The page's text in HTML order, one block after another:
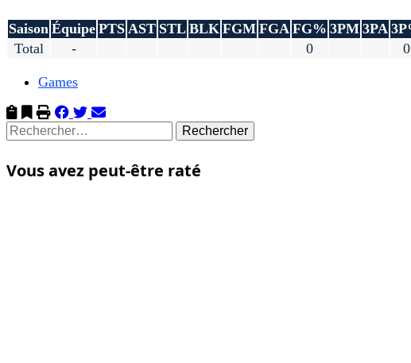
Saison Équipe PTS AST STL BLK FGM FGA FG% 3PM 3PA
Total
- 0 0
Games
Rechercher :
Vous avez peut-être raté